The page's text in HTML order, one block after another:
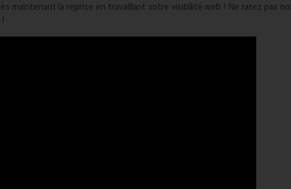
maintenant la reprise en travaillant votre visibilité web ! Ne ratez pas